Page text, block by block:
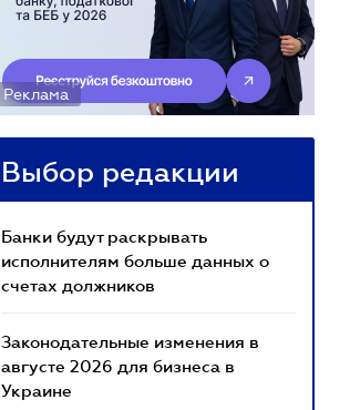
Реклама
Выбор редакции
Банки будут раскрывать
исполнителям больше данных о
счетах должников
Законодательные изменения в
августе 2026 для бизнеса в
Украине